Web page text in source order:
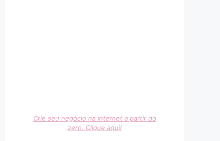
Crie seu negócio na internet a partir do
zero. Clique aqui!